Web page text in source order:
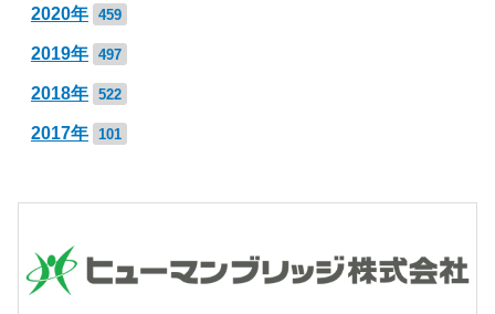
2020年 459
2019年 497
2018年 522
2017年 101